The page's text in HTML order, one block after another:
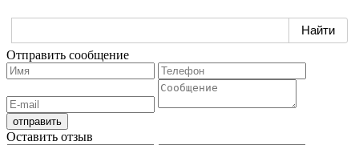
Отправить сообщение
Оставить отзыв